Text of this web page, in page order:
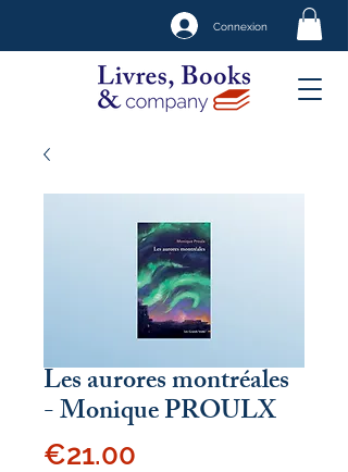
Connexion
Les aurores montréales
- Monique PROULX
€21.00